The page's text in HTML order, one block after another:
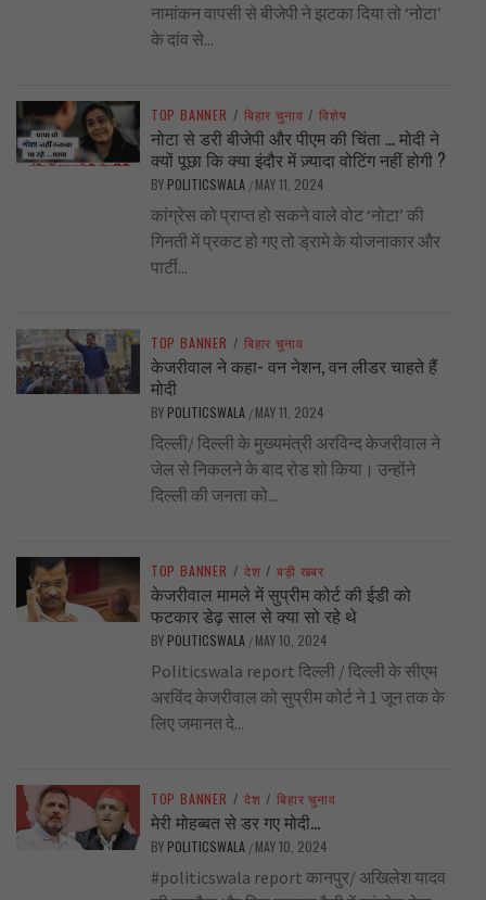
नामांकन वापसी से बीजेपी ने झटका दिया तो ‘नोटा’
के दांव से...
TOP BANNER / बिहार चुनाव / विशेष
नोटा से डरी बीजेपी और पीएम की चिंता … मोदी ने
क्यों पूछा कि क्या इंदौर में ज़्यादा वोटिंग नहीं होगी ?
BY POLITICSWALA / MAY 11, 2024
कांग्रेस को प्राप्त हो सकने वाले वोट ‘नोटा’ की
गिनती में प्रकट हो गए तो ड्रामे के योजनाकार और
पार्टी...
TOP BANNER / बिहार चुनाव
केजरीवाल ने कहा- वन नेशन, वन लीडर चाहते हैं
मोदी
BY POLITICSWALA / MAY 11, 2024
दिल्ली/ दिल्ली के मुख्यमंत्री अरविन्द केजरीवाल ने
जेल से निकलने के बाद रोड शो किया। उन्होंने
दिल्ली की जनता को...
TOP BANNER / देश / बड़ी खबर
केजरीवाल मामले में सुप्रीम कोर्ट की ईडी को
फटकार डेढ़ साल से क्या सो रहे थे
BY POLITICSWALA / MAY 10, 2024
Politicswala report दिल्ली / दिल्ली के सीएम
अरविंद केजरीवाल को सुप्रीम कोर्ट ने 1 जून तक के
लिए जमानत दे...
TOP BANNER / देश / बिहार चुनाव
मेरी मोहब्बत से डर गए मोदी…
BY POLITICSWALA / MAY 10, 2024
#politicswala report कानपुर/ अखिलेश यादव